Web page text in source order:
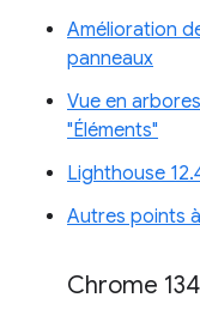
Amélioration
panneaux
Vue en
"Éléments"
Lighthouse
Autres points
Chrome 134